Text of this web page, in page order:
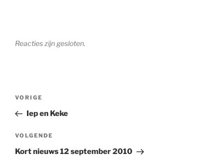
Reacties zijn gesloten.
Berichtnavigatie
Vorig
bericht
VORIGE
Iep en Keke
Volgend
bericht
VOLGENDE
Kort nieuws 12 september 2010